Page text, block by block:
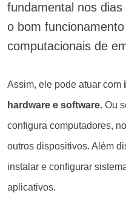
fundamental nos
o bom
computacionais de
Assim, ele pode atuar com
hardware e software. Ou
configura computadores,
outros dispositivos. Além
instalar e configurar
aplicativos.